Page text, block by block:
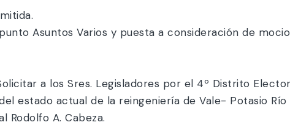
Asuntos Varios y puesta a consideración de
a los Sres. Legisladores por el 4º Distrito
estado actual de la reingeniería de Vale- Potasio Río
Rodolfo A. Cabeza.